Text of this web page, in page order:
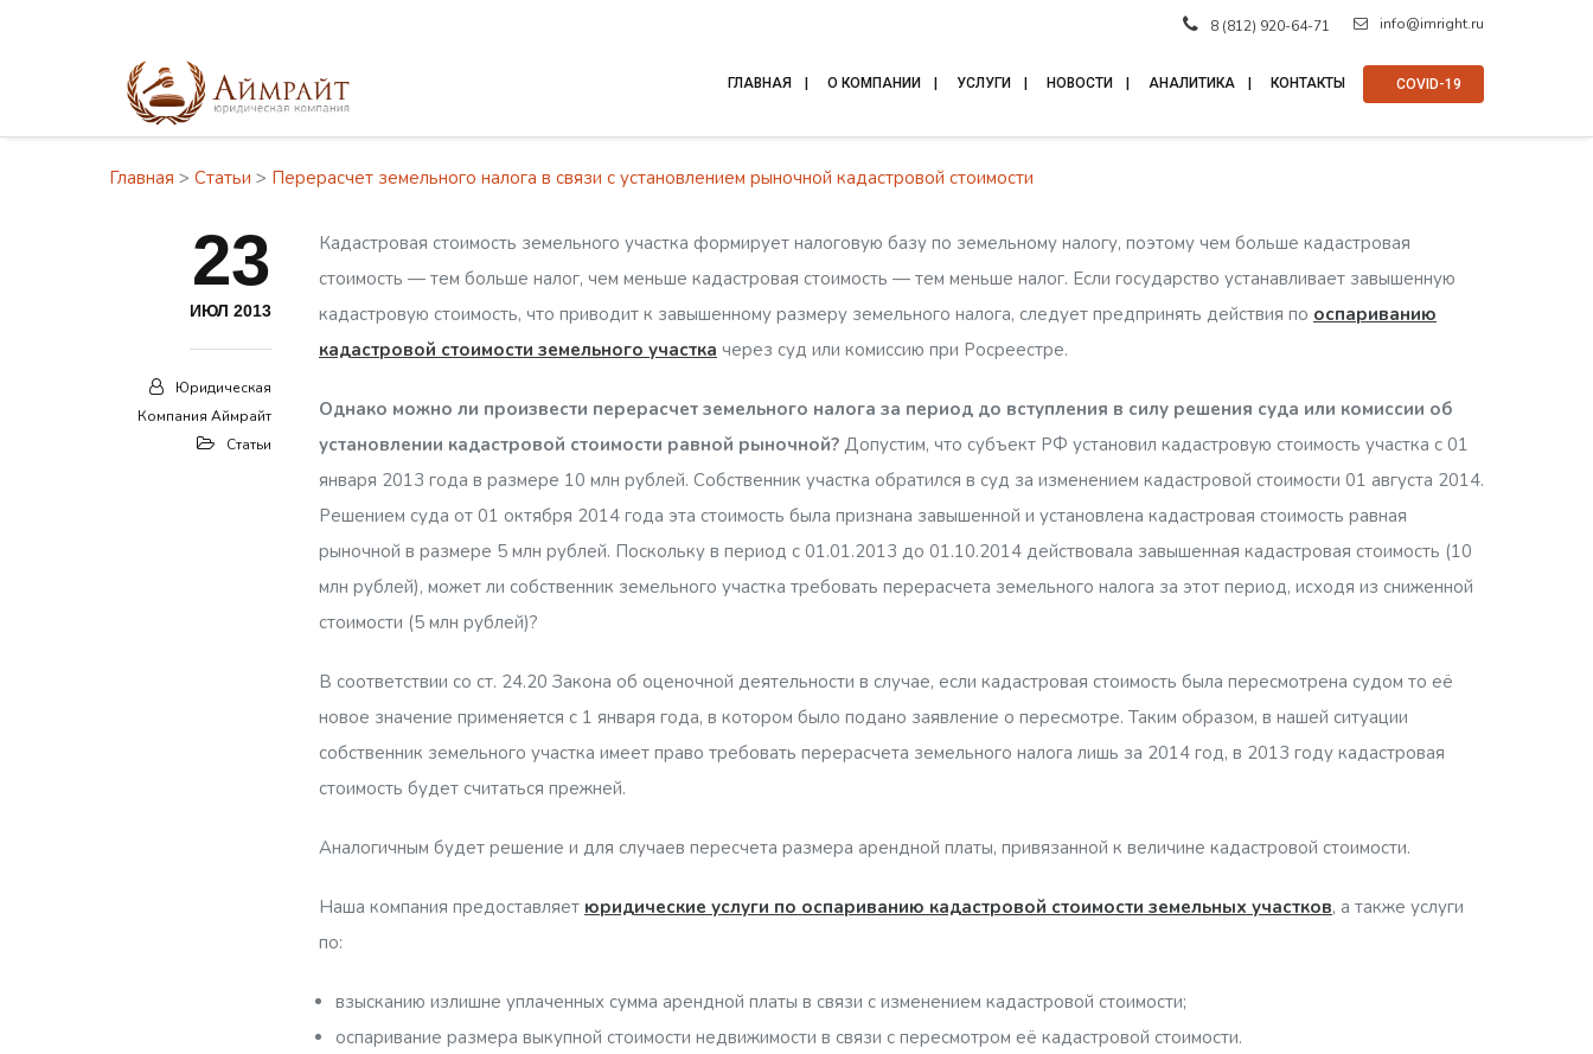
info@imright.ru
8 (812) 920-64-71
ГЛАВНАЯ О КОМПАНИИ УСЛУГИ НОВОСТИ АНАЛИТИКА КОНТАКТЫ ⠀COVID-19
Главная > Статьи > Перерасчет земельного налога в связи с установлением рыночной кадастровой стоимости
23
ИЮЛ 2013
Юридическая
Компания Аймрайт
Статьи
Кадастровая стоимость земельного участка формирует налоговую базу по земельному налогу, поэтому чем больше кадастровая
стоимость — тем больше налог, чем меньше кадастровая стоимость — тем меньше налог. Если государство устанавливает завышенную
кадастровую стоимость, что приводит к завышенному размеру земельного налога, следует предпринять действия по оспариванию
кадастровой стоимости земельного участка через суд или комиссию при Росреестре.
Однако можно ли произвести перерасчет земельного налога за период до вступления в силу решения суда или комиссии об
установлении кадастровой стоимости равной рыночной? Допустим, что субъект РФ установил кадастровую стоимость участка с 01
января 2013 года в размере 10 млн рублей. Собственник участка обратился в суд за изменением кадастровой стоимости 01 августа 2014.
Решением суда от 01 октября 2014 года эта стоимость была признана завышенной и установлена кадастровая стоимость равная
рыночной в размере 5 млн рублей. Поскольку в период с 01.01.2013 до 01.10.2014 действовала завышенная кадастровая стоимость (10
млн рублей), может ли собственник земельного участка требовать перерасчета земельного налога за этот период, исходя из сниженной
стоимости (5 млн рублей)?
В соответствии со ст. 24.20 Закона об оценочной деятельности в случае, если кадастровая стоимость была пересмотрена судом то её
новое значение применяется с 1 января года, в котором было подано заявление о пересмотре. Таким образом, в нашей ситуации
собственник земельного участка имеет право требовать перерасчета земельного налога лишь за 2014 год, в 2013 году кадастровая
стоимость будет считаться прежней.
Аналогичным будет решение и для случаев пересчета размера арендной платы, привязанной к величине кадастровой стоимости.
Наша компания предоставляет юридические услуги по оспариванию кадастровой стоимости земельных участков, а также услуги
по:
взысканию излишне уплаченных сумма арендной платы в связи с изменением кадастровой стоимости;
оспаривание размера выкупной стоимости недвижимости в связи с пересмотром её кадастровой стоимости.